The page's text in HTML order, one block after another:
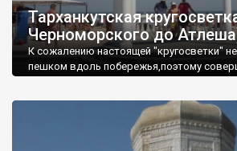
Тарханкутская
Черноморского до
К сожалению настоящей "кругосветки"
пешком вдоль побережья,поэтому